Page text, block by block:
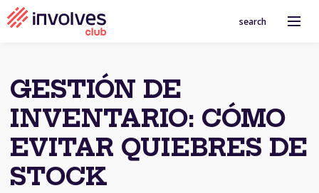
search
GESTIÓN DE
INVENTARIO: CÓMO
EVITAR QUIEBRES DE
STOCK